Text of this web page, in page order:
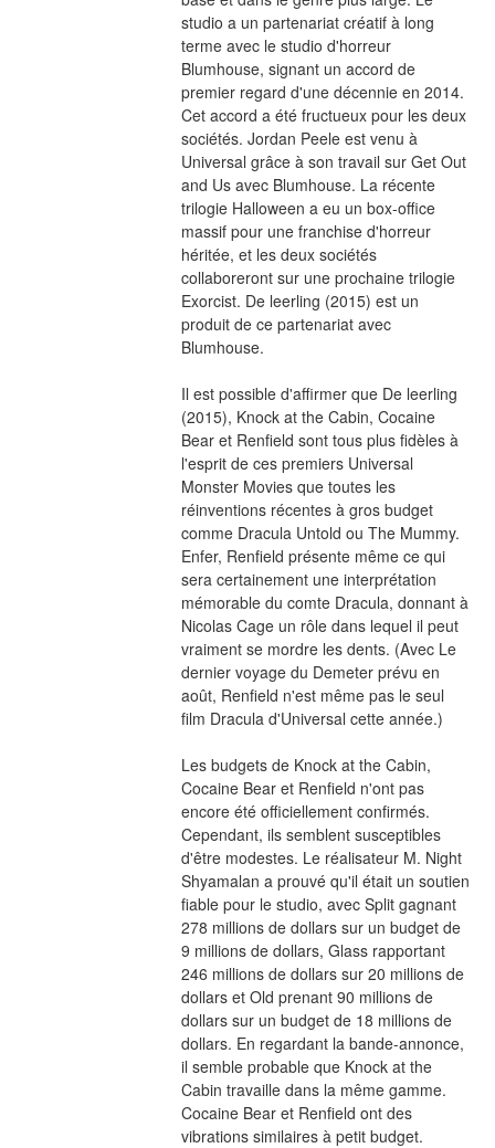
studio a un partenariat créatif à long
terme avec le studio d'horreur
Blumhouse, signant un accord de
premier regard d'une décennie en 2014.
Cet accord a été fructueux pour les deux
sociétés. Jordan Peele est venu à
Universal grâce à son travail sur Get Out
and Us avec Blumhouse. La récente
trilogie Halloween a eu un box-office
massif pour une franchise d'horreur
héritée, et les deux sociétés
collaboreront sur une prochaine trilogie
Exorcist. De leerling (2015) est un
produit de ce partenariat avec
Blumhouse.
Il est possible d'affirmer que De leerling
(2015), Knock at the Cabin, Cocaine
Bear et Renfield sont tous plus fidèles à
l'esprit de ces premiers Universal
Monster Movies que toutes les
réinventions récentes à gros budget
comme Dracula Untold ou The Mummy.
Enfer, Renfield présente même ce qui
sera certainement une interprétation
mémorable du comte Dracula, donnant à
Nicolas Cage un rôle dans lequel il peut
vraiment se mordre les dents. (Avec Le
dernier voyage du Demeter prévu en
août, Renfield n'est même pas le seul
film Dracula d'Universal cette année.)
Les budgets de Knock at the Cabin,
Cocaine Bear et Renfield n'ont pas
encore été officiellement confirmés.
Cependant, ils semblent susceptibles
d'être modestes. Le réalisateur M. Night
Shyamalan a prouvé qu'il était un soutien
fiable pour le studio, avec Split gagnant
278 millions de dollars sur un budget de
9 millions de dollars, Glass rapportant
246 millions de dollars sur 20 millions de
dollars et Old prenant 90 millions de
dollars sur un budget de 18 millions de
dollars. En regardant la bande-annonce,
il semble probable que Knock at the
Cabin travaille dans la même gamme.
Cocaine Bear et Renfield ont des
vibrations similaires à petit budget.